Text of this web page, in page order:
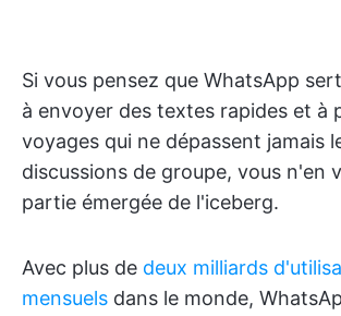
Si vous pensez que WhatsApp
à envoyer des textes rapides et à
voyages qui ne dépassent jamais
discussions de groupe, vous n'en
partie émergée de l'iceberg.
Avec plus de deux milliards
mensuels dans le monde,